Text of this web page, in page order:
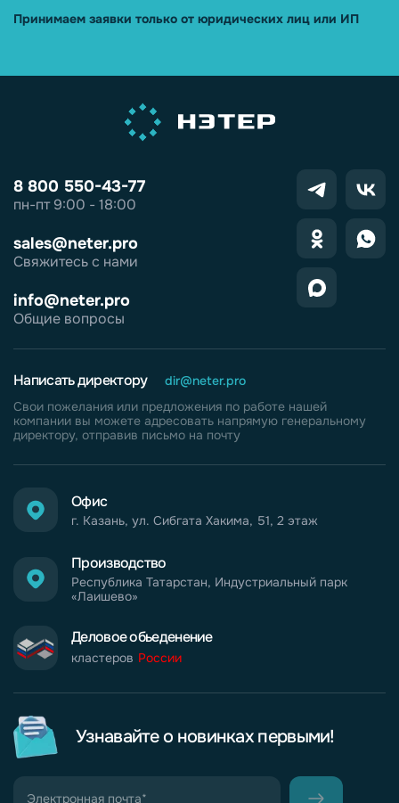
Принимаем заявки только от юридических лиц или ИП
8 800 550-43-77
пн-пт 9:00 - 18:00
sales@neter.pro
Свяжитесь с нами
info@neter.pro
Общие вопросы
Деловое обьеденение
кластеров России
Производство
Республика Татарстан, Индустриальный парк
«Лаишево»
Офис
г. Казань, ул. Сибгата Хакима, 51, 2 этаж
Написать директору
dir@neter.pro
Свои пожелания или предложения по работе нашей
компании вы можете адресовать напрямую генеральному
директору, отправив письмо на почту
Узнавайте о новинках первыми!